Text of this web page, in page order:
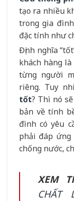
tạo ra nhiều
trong gia
đặc tính như
Định nghĩa
khách hàng
từng người
riêng. Tuy
tốt? Thì nó
bản về tính
đình có yêu
phải đáp ứng
chống nước,
XEM
CHẤT